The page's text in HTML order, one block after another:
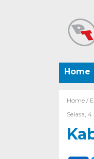
Home
Home /
Selasa,